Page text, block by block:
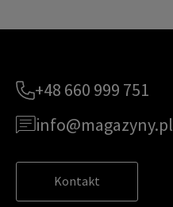
+48 660 999 751
info@magazyny.pl
Kontakt